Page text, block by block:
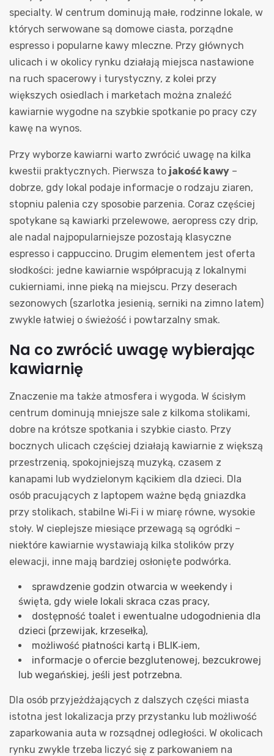
specialty. W centrum dominują małe, rodzinne lokale, w
których serwowane są domowe ciasta, porządne
espresso i popularne kawy mleczne. Przy głównych
ulicach i w okolicy rynku działają miejsca nastawione
na ruch spacerowy i turystyczny, z kolei przy
większych osiedlach i marketach można znaleźć
kawiarnie wygodne na szybkie spotkanie po pracy czy
kawę na wynos.
Przy wyborze kawiarni warto zwrócić uwagę na kilka
kwestii praktycznych. Pierwsza to jakość kawy –
dobrze, gdy lokal podaje informacje o rodzaju ziaren,
stopniu palenia czy sposobie parzenia. Coraz częściej
spotykane są kawiarki przelewowe, aeropress czy drip,
ale nadal najpopularniejsze pozostają klasyczne
espresso i cappuccino. Drugim elementem jest oferta
słodkości: jedne kawiarnie współpracują z lokalnymi
cukierniami, inne pieką na miejscu. Przy deserach
sezonowych (szarlotka jesienią, serniki na zimno latem)
zwykle łatwiej o świeżość i powtarzalny smak.
Na co zwrócić uwagę wybierając
kawiarnię
Znaczenie ma także atmosfera i wygoda. W ścisłym
centrum dominują mniejsze sale z kilkoma stolikami,
dobre na krótsze spotkania i szybkie ciasto. Przy
bocznych ulicach częściej działają kawiarnie z większą
przestrzenią, spokojniejszą muzyką, czasem z
kanapami lub wydzielonym kącikiem dla dzieci. Dla
osób pracujących z laptopem ważne będą gniazdka
przy stolikach, stabilne Wi‑Fi i w miarę równe, wysokie
stoły. W cieplejsze miesiące przewagą są ogródki –
niektóre kawiarnie wystawiają kilka stolików przy
elewacji, inne mają bardziej osłonięte podwórka.
sprawdzenie godzin otwarcia w weekendy i
święta, gdy wiele lokali skraca czas pracy,
dostępność toalet i ewentualne udogodnienia dla
dzieci (przewijak, krzesełka),
możliwość płatności kartą i BLIK‑iem,
informacje o ofercie bezglutenowej, bezcukrowej
lub wegańskiej, jeśli jest potrzebna.
Dla osób przyjeżdżających z dalszych części miasta
istotna jest lokalizacja przy przystanku lub możliwość
zaparkowania auta w rozsądnej odległości. W okolicach
rynku zwykle trzeba liczyć się z parkowaniem na